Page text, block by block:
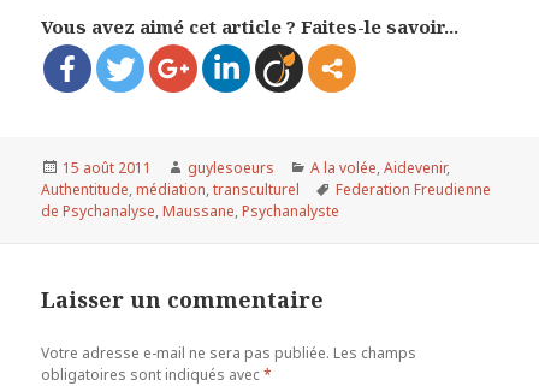
Vous avez aimé cet article ? Faites-le savoir...
Publié
le
15 août 2011 Auteur
guylesoeurs Catégories
A la volée,Aidevenir,
Authentitude,médiation,transculturel
Mots-
clés
Federation Freudienne
de Psychanalyse,Maussane,Psychanalyste
Laisser un commentaire
Votre adresse e-mail ne sera pas publiée. Les champs
obligatoires sont indiqués avec*